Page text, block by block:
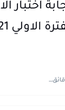
اختبار